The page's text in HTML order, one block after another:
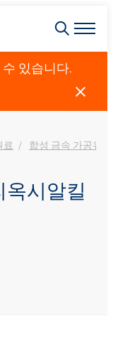
있습니다.
료 합성 금속 가공유
옥시알킬